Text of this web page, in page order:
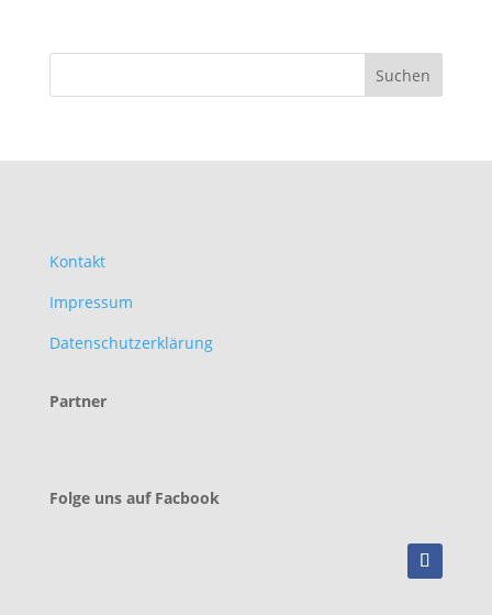
Kontakt
Impressum
Datenschutzerklärung
Partner
Folge uns auf Facbook